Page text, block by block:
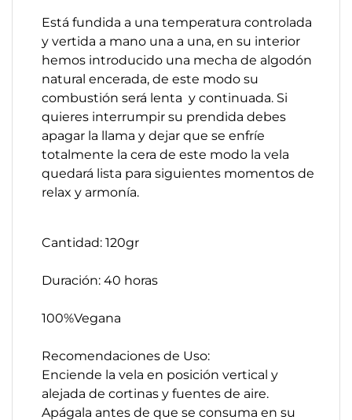
Está fundida a una temperatura controlada
y vertida a mano una a una, en su interior
hemos introducido una mecha de algodón
natural encerada, de este modo su
combustión será lenta y continuada. Si
quieres interrumpir su prendida debes
apagar la llama y dejar que se enfríe
totalmente la cera de este modo la vela
quedará lista para siguientes momentos de
relax y armonía.
Cantidad: 120gr
Duración: 40 horas
100%Vegana
Recomendaciones de Uso:
Enciende la vela en posición vertical y
alejada de cortinas y fuentes de aire.
Apágala antes de que se consuma en su